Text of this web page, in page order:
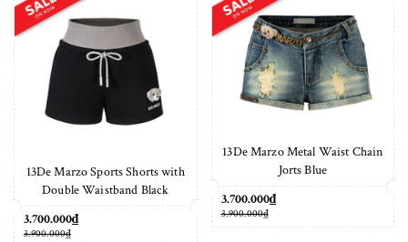
13De Marzo Sports Shorts with
Double Waistband Black
3.700.000₫
3.900.000₫
13De Marzo Metal Waist Chain
Jorts Blue
3.700.000₫
3.900.000₫